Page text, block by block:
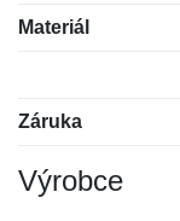
Materiál
Záruka
Výrobce